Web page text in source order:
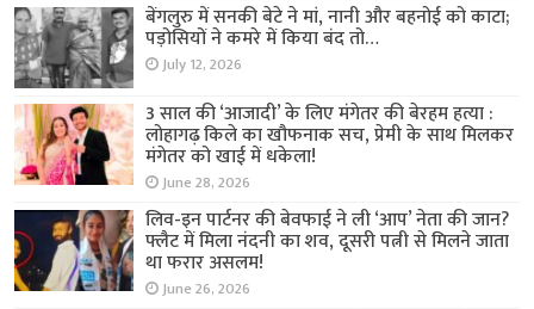
बेंगलुरु में सनकी बेटे ने मां, नानी और बहनोई को काटा;
पड़ोसियों ने कमरे में किया बंद तो…
July 12, 2026
3 साल की ‘आजादी’ के लिए मंगेतर की बेरहम हत्या :
लोहागढ़ किले का खौफनाक सच, प्रेमी के साथ मिलकर
मंगेतर को खाई में धकेला!
June 28, 2026
लिव-इन पार्टनर की बेवफाई ने ली ‘आप’ नेता की जान?
फ्लैट में मिला नंदनी का शव, दूसरी पत्नी से मिलने जाता
था फरार असलम!
June 26, 2026